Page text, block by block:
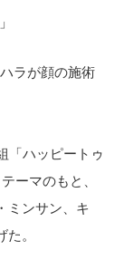
ラが顔の施術
「ハッピートゥ
ーマのもと、
ミンサン、キ
。